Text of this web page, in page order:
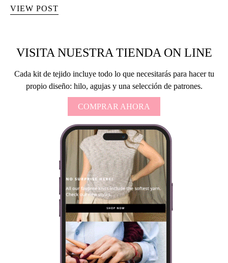
VIEW POST
VISITA NUESTRA TIENDA ON LINE
Cada kit de tejido incluye todo lo que necesitarás para hacer tu
propio diseño: hilo, agujas y una selección de patrones.
COMPRAR AHORA